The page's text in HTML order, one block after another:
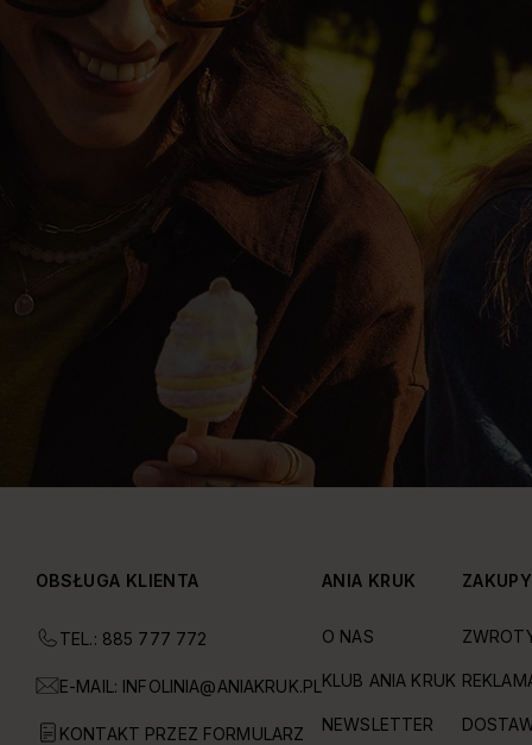
OBSŁUGA KLIENTA
TEL.: 885 777 772
E-MAIL: INFOLINIA@ANIAKRUK.PL
KONTAKT PRZEZ FORMULARZ
ANIA KRUK
O NAS
KLUB ANIA KRUK
NEWSLETTER
ZAKUPY